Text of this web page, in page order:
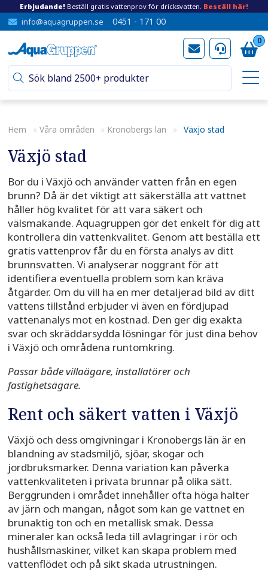
Erbjudande! Beställ gratis vattenprov för dricksvatten. Beställ här!
info@aquagruppen.se 0451 - 171 00
0
Hem » Våra områden » Kronobergs län » Växjö stad
Växjö stad
Bor du i Växjö och använder vatten från en egen
brunn? Då är det viktigt att säkerställa att vattnet
håller hög kvalitet för att vara säkert och
välsmakande. Aquagruppen gör det enkelt för dig att
kontrollera din vattenkvalitet. Genom att beställa ett
gratis vattenprov får du en första analys av ditt
brunnsvatten. Vi analyserar noggrant för att
identifiera eventuella problem som kan kräva
åtgärder. Om du vill ha en mer detaljerad bild av ditt
vattens tillstånd erbjuder vi även en fördjupad
vattenanalys mot en kostnad. Den ger dig exakta
svar och skräddarsydda lösningar för just dina behov
i Växjö och områdena runtomkring.
Passar både villaägare, installatörer och
fastighetsägare.
Rent och säkert vatten i Växjö
Växjö och dess omgivningar i Kronobergs län är en
blandning av stadsmiljö, sjöar, skogar och
jordbruksmarker. Denna variation kan påverka
vattenkvaliteten i privata brunnar på olika sätt.
Berggrunden i området innehåller ofta höga halter
av järn och mangan, något som kan ge vattnet en
brunaktig ton och en metallisk smak. Dessa
mineraler kan också leda till avlagringar i rör och
hushållsmaskiner, vilket kan skapa problem med
vattenflödet och på sikt skada utrustningen.